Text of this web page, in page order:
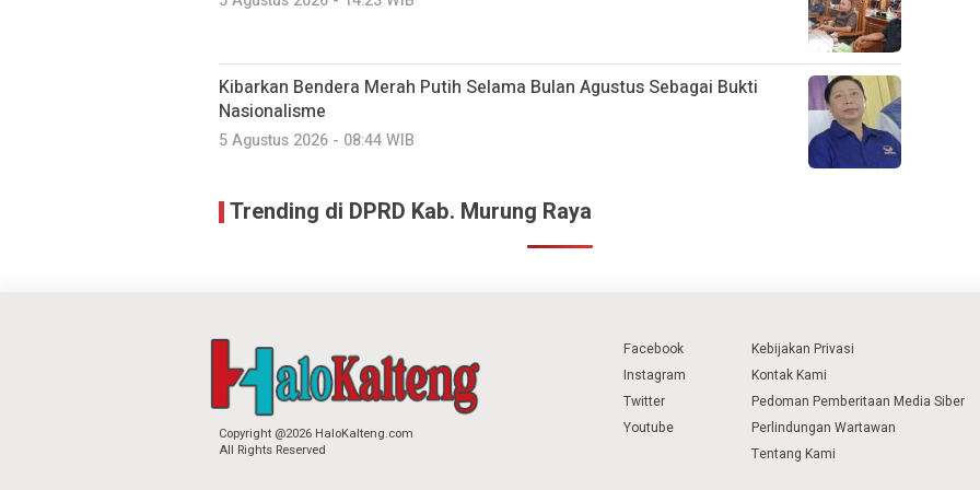
Kibarkan Bendera Merah Putih Selama Bulan Agustus Sebagai Bukti
Nasionalisme
5 Agustus 2026 - 08:44 WIB
Trending di DPRD Kab. Murung Raya
Copyright @2026 HaloKalteng.com
All Rights Reserved
Facebook
Instagram
Twitter
Youtube
Kebijakan Privasi
Kontak Kami
Pedoman Pemberitaan Media Siber
Perlindungan Wartawan
Tentang Kami